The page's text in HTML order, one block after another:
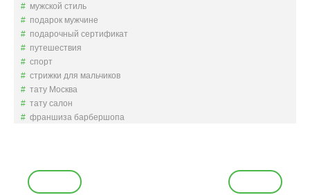
мужской стиль
подарок мужчине
подарочный сертификат
путешествия
спорт
стрижки для мальчиков
тату Москва
тату салон
франшиза барбершопа